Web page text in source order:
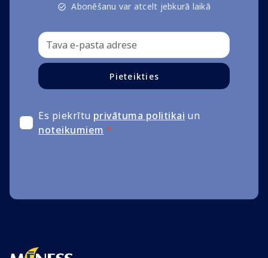
Abonēšanu var atcelt jebkurā laikā
Pieteikties
Es piekrītu privātuma politikai un
noteikumiem *